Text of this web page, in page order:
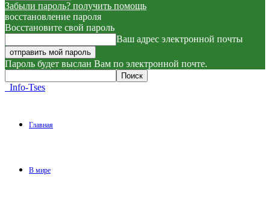
Забыли пароль? получить помощь
восстановление пароля
Восстановите свой пароль
Ваш адрес электронной почты
Пароль будет выслан Вам по электронной почте.
Info-Tses
Главная
В мире